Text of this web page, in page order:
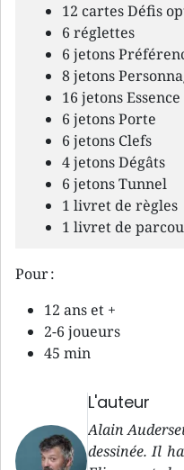
12 cartes Défis
6 réglettes
6 jetons
8 jetons
16 jetons Essence
6 jetons Porte
6 jetons Clefs
4 jetons Dégâts
6 jetons Tunnel
1 livret de règles
1 livret de
Pour :
12 ans et +
2-6 joueurs
45 min
L'auteur
Alain
dessinée. Il